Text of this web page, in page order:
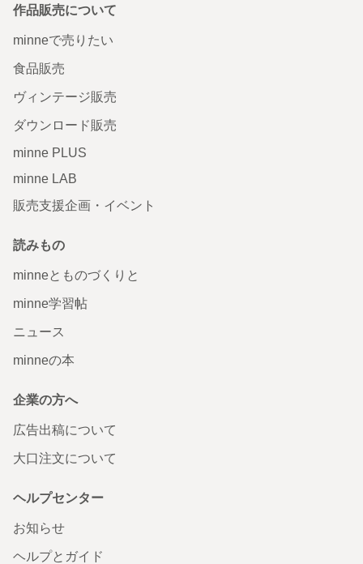
作品販売について
minneで売りたい
食品販売
ヴィンテージ販売
ダウンロード販売
minne PLUS
minne LAB
販売支援企画・イベント
読みもの
minneとものづくりと
minne学習帖
ニュース
minneの本
企業の方へ
広告出稿について
大口注文について
ヘルプセンター
お知らせ
ヘルプとガイド